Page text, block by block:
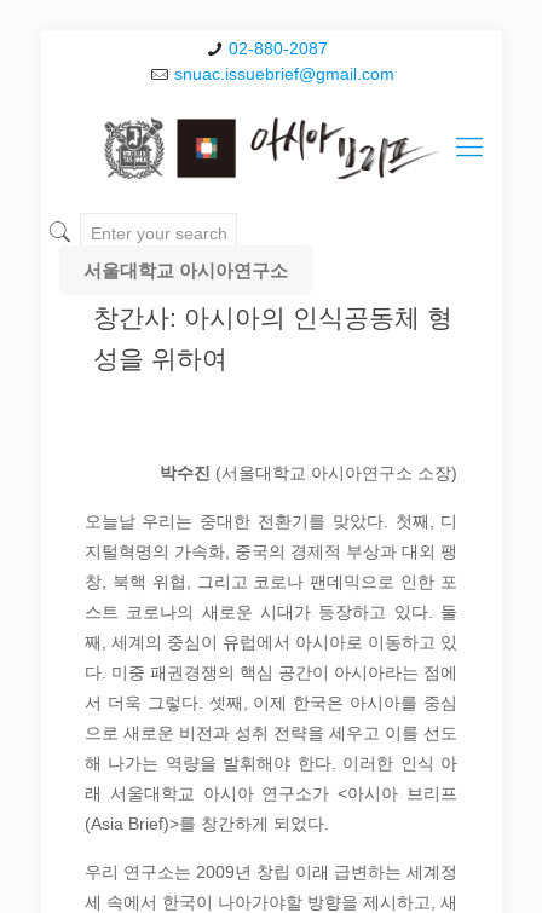
02-880-2087
snuac.issuebrief@gmail.com
서울대학교 아시아연구소
창간사: 아시아의 인식공동체 형
성을 위하여
박수진 (서울대학교 아시아연구소 소장)
오늘날 우리는 중대한 전환기를 맞았다. 첫째, 디
지털혁명의 가속화, 중국의 경제적 부상과 대외 팽
창, 북핵 위협, 그리고 코로나 팬데믹으로 인한 포
스트 코로나의 새로운 시대가 등장하고 있다. 둘
째, 세계의 중심이 유럽에서 아시아로 이동하고 있
다. 미중 패권경쟁의 핵심 공간이 아시아라는 점에
서 더욱 그렇다. 셋째, 이제 한국은 아시아를 중심
으로 새로운 비전과 성취 전략을 세우고 이를 선도
해 나가는 역량을 발휘해야 한다. 이러한 인식 아
래 서울대학교 아시아 연구소가 <아시아 브리프
(Asia Brief)>를 창간하게 되었다.
우리 연구소는 2009년 창립 이래 급변하는 세계정
세 속에서 한국이 나아가야할 방향을 제시하고, 새